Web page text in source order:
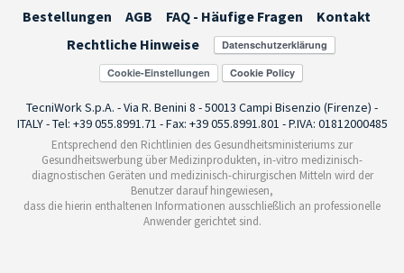
Bestellungen
AGB FAQ - Häufige Fragen
Kontakt
Rechtliche Hinweise
Cookie-Einstellungen
TecniWork S.p.A. - Via R. Benini 8 - 50013 Campi Bisenzio (Firenze) -
ITALY - Tel: +39 055.8991.71 - Fax: +39 055.8991.801 - P.IVA: 01812000485
Entsprechend den Richtlinien des Gesundheitsministeriums zur
Gesundheitswerbung über Medizinprodukten, in-vitro medizinisch-
diagnostischen Geräten und medizinisch-chirurgischen Mitteln wird der
Benutzer darauf hingewiesen,
dass die hierin enthaltenen Informationen ausschließlich an professionelle
Anwender gerichtet sind.